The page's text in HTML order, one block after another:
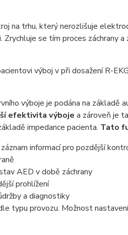
na trhu, který nerozlišuje
se tím proces záchrany
výboj v při dosažení R-
výboje je podána na základě
efektivita výboje a zároveň je
impedance pacienta. Tato
informací pro pozdější
AED v době záchrany
prohlížení
a diagnostiky
typu provozu. Možnost